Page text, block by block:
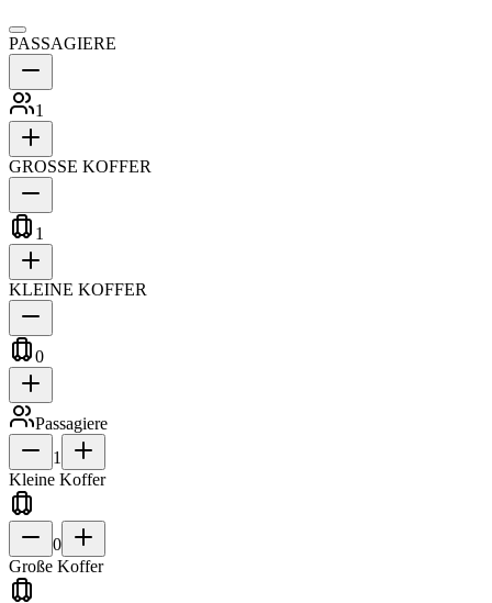
PASSAGIERE
1
GROSSE KOFFER
1
KLEINE KOFFER
0
Passagiere
1
Kleine Koffer
0
Große Koffer